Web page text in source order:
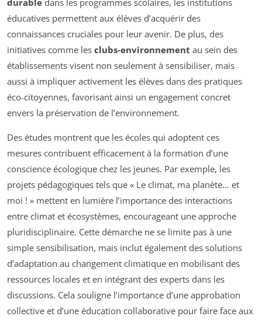
durable dans les programmes scolaires, les institutions
éducatives permettent aux élèves d’acquérir des
connaissances cruciales pour leur avenir. De plus, des
initiatives comme les clubs-environnement au sein des
établissements visent non seulement à sensibiliser, mais
aussi à impliquer activement les élèves dans des pratiques
éco-citoyennes, favorisant ainsi un engagement concret
envers la préservation de l’environnement.
Des études montrent que les écoles qui adoptent ces
mesures contribuent efficacement à la formation d’une
conscience écologique chez les jeunes. Par exemple, les
projets pédagogiques tels que « Le climat, ma planète… et
moi ! » mettent en lumière l’importance des interactions
entre climat et écosystèmes, encourageant une approche
pluridisciplinaire. Cette démarche ne se limite pas à une
simple sensibilisation, mais inclut également des solutions
d’adaptation au changement climatique en mobilisant des
ressources locales et en intégrant des experts dans les
discussions. Cela souligne l’importance d’une approbation
collective et d’une éducation collaborative pour faire face aux